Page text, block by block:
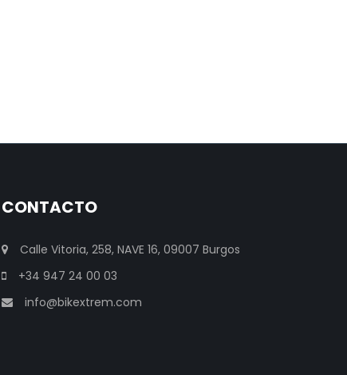
CONTACTO
Calle Vitoria, 258, NAVE 16, 09007 Burgos
+34 947 24 00 03
info@bikextrem.com